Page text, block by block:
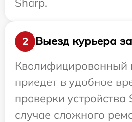
2
Выезд курьера
Квалифицированный
приедет в удобное
проверки устройства
случае сложного